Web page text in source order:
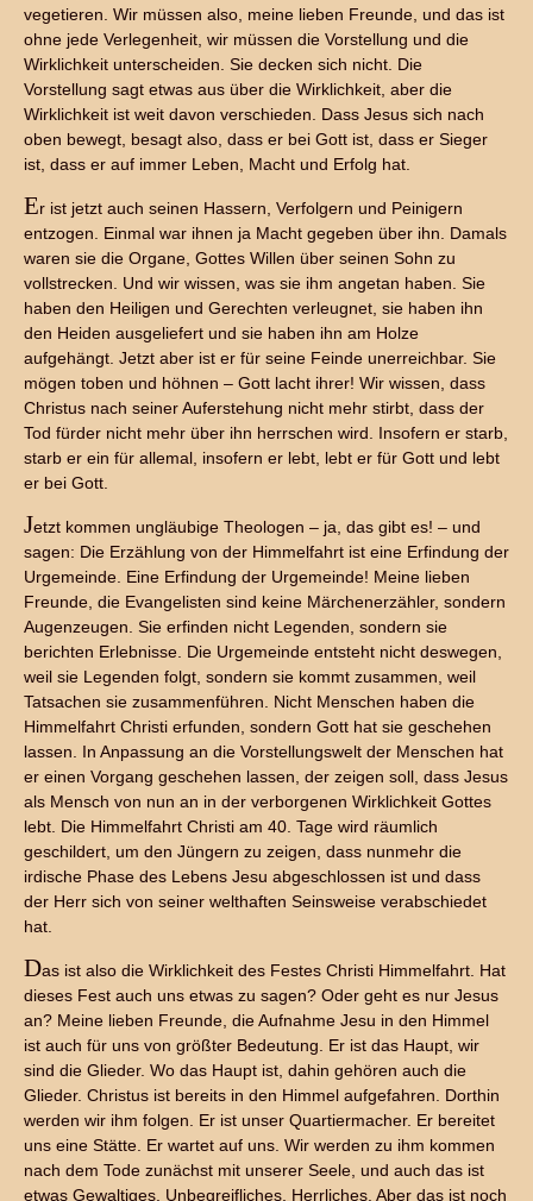
vegetieren. Wir müssen also, meine lieben Freunde, und das ist
ohne jede Verlegenheit, wir müssen die Vorstellung und die
Wirklichkeit unterscheiden. Sie decken sich nicht. Die
Vorstellung sagt etwas aus über die Wirklichkeit, aber die
Wirklichkeit ist weit davon verschieden. Dass Jesus sich nach
oben bewegt, besagt also, dass er bei Gott ist, dass er Sieger
ist, dass er auf immer Leben, Macht und Erfolg hat.
Er ist jetzt auch seinen Hassern, Verfolgern und Peinigern
entzogen. Einmal war ihnen ja Macht gegeben über ihn. Damals
waren sie die Organe, Gottes Willen über seinen Sohn zu
vollstrecken. Und wir wissen, was sie ihm angetan haben. Sie
haben den Heiligen und Gerechten verleugnet, sie haben ihn
den Heiden ausgeliefert und sie haben ihn am Holze
aufgehängt. Jetzt aber ist er für seine Feinde unerreichbar. Sie
mögen toben und höhnen – Gott lacht ihrer! Wir wissen, dass
Christus nach seiner Auferstehung nicht mehr stirbt, dass der
Tod fürder nicht mehr über ihn herrschen wird. Insofern er starb,
starb er ein für allemal, insofern er lebt, lebt er für Gott und lebt
er bei Gott.
Jetzt kommen ungläubige Theologen – ja, das gibt es! – und
sagen: Die Erzählung von der Himmelfahrt ist eine Erfindung der
Urgemeinde. Eine Erfindung der Urgemeinde! Meine lieben
Freunde, die Evangelisten sind keine Märchenerzähler, sondern
Augenzeugen. Sie erfinden nicht Legenden, sondern sie
berichten Erlebnisse. Die Urgemeinde entsteht nicht deswegen,
weil sie Legenden folgt, sondern sie kommt zusammen, weil
Tatsachen sie zusammenführen. Nicht Menschen haben die
Himmelfahrt Christi erfunden, sondern Gott hat sie geschehen
lassen. In Anpassung an die Vorstellungswelt der Menschen hat
er einen Vorgang geschehen lassen, der zeigen soll, dass Jesus
als Mensch von nun an in der verborgenen Wirklichkeit Gottes
lebt. Die Himmelfahrt Christi am 40. Tage wird räumlich
geschildert, um den Jüngern zu zeigen, dass nunmehr die
irdische Phase des Lebens Jesu abgeschlossen ist und dass
der Herr sich von seiner welthaften Seinsweise verabschiedet
hat.
Das ist also die Wirklichkeit des Festes Christi Himmelfahrt. Hat
dieses Fest auch uns etwas zu sagen? Oder geht es nur Jesus
an? Meine lieben Freunde, die Aufnahme Jesu in den Himmel
ist auch für uns von größter Bedeutung. Er ist das Haupt, wir
sind die Glieder. Wo das Haupt ist, dahin gehören auch die
Glieder. Christus ist bereits in den Himmel aufgefahren. Dorthin
werden wir ihm folgen. Er ist unser Quartiermacher. Er bereitet
uns eine Stätte. Er wartet auf uns. Wir werden zu ihm kommen
nach dem Tode zunächst mit unserer Seele, und auch das ist
etwas Gewaltiges, Unbegreifliches, Herrliches. Aber das ist noch